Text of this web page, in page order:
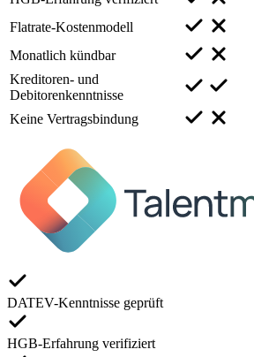
Flatrate-Kostenmodell
Monatlich kündbar
Kreditoren- und
Debitorenkenntnisse
Keine Vertragsbindung
DATEV-Kenntnisse geprüft
HGB-Erfahrung verifiziert